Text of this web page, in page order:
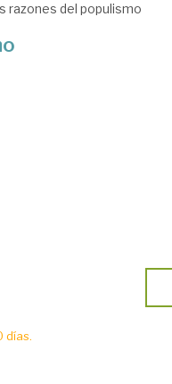
razones del populismo
días.